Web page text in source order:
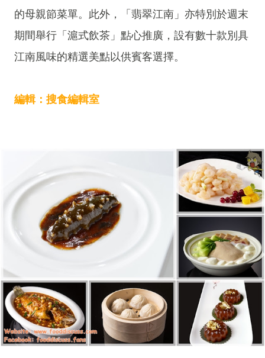
的母親節菜單。此外，「翡翠江南」亦特別於週末
期間舉行「滬式飲茶」點心推廣，設有數十款別具
江南風味的精選美點以供賓客選擇。
編輯：搜食編輯室